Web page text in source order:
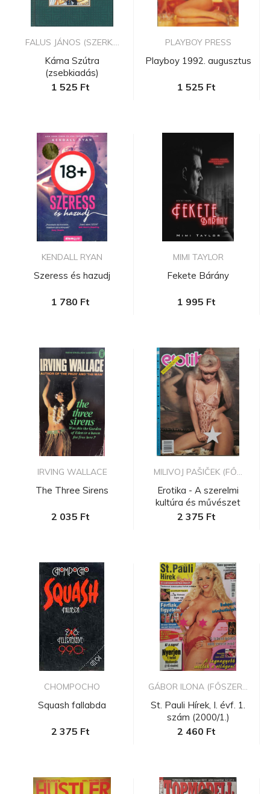
FALUS JÁNOS (SZERK....
Káma Szútra
(zsebkiadás)
1 525 Ft
PLAYBOY PRESS
Playboy 1992. augusztus
1 525 Ft
KENDALL RYAN
Szeress és hazudj
1 780 Ft
MIMI TAYLOR
Fekete Bárány
1 995 Ft
IRVING WALLACE
The Three Sirens
2 035 Ft
MILIVOJ PAŠIČEK (FŐ...
Erotika - A szerelmi
kultúra és művészet
folyóira...
2 375 Ft
CHOMPOCHO
Squash fallabda
2 375 Ft
GÁBOR ILONA (FŐSZER...
St. Pauli Hírek, I. évf. 1.
szám (2000/1.)
2 460 Ft